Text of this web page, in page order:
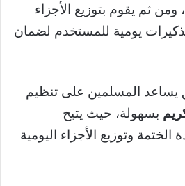
ومن ثم يقوم بتوزيع الأجزاء
يومية للمستخدم لضمان
يساعد المسلمين على تنظيم
بسهولة، حيث يتيح
وتوزيع الأجزاء اليومية